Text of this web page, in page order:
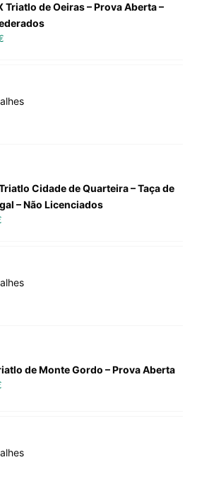
Triatlo de Oeiras – Prova Aberta –
Cidade de Quarteira – Taça de
– Não Licenciados
de Monte Gordo – Prova Aberta